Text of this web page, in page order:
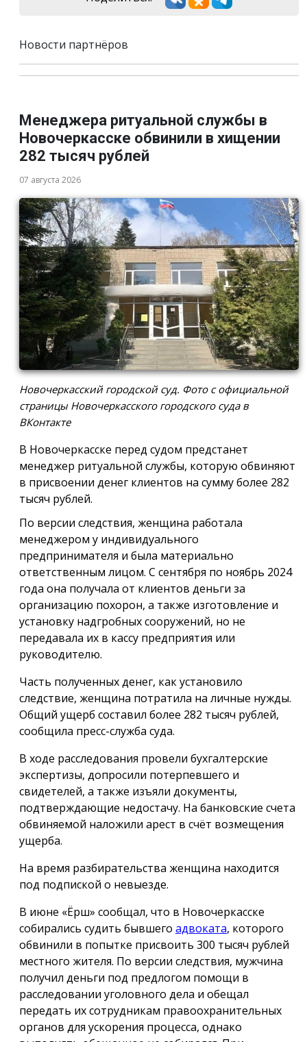
Новости партнёров
Менеджера ритуальной службы в
Новочеркасске обвинили в хищении
282 тысяч рублей
07 августа 2026
Новочеркасский городской суд. Фото с официальной
страницы Новочеркасского городского суда в
ВКонтакте
В Новочеркасске перед судом предстанет
менеджер ритуальной службы, которую обвиняют
в присвоении денег клиентов на сумму более 282
тысяч рублей.
По версии следствия, женщина работала
менеджером у индивидуального
предпринимателя и была материально
ответственным лицом. С сентября по ноябрь 2024
года она получала от клиентов деньги за
организацию похорон, а также изготовление и
установку надгробных сооружений, но не
передавала их в кассу предприятия или
руководителю.
Часть полученных денег, как установило
следствие, женщина потратила на личные нужды.
Общий ущерб составил более 282 тысяч рублей,
сообщила пресс-служба суда.
В ходе расследования провели бухгалтерские
экспертизы, допросили потерпевшего и
свидетелей, а также изъяли документы,
подтверждающие недостачу. На банковские счета
обвиняемой наложили арест в счёт возмещения
ущерба.
На время разбирательства женщина находится
под подпиской о невыезде.
В июне «Ёрш» сообщал, что в Новочеркасске
собирались судить бывшего адвоката, которого
обвинили в попытке присвоить 300 тысяч рублей
местного жителя. По версии следствия, мужчина
получил деньги под предлогом помощи в
расследовании уголовного дела и обещал
передать их сотрудникам правоохранительных
органов для ускорения процесса, однако